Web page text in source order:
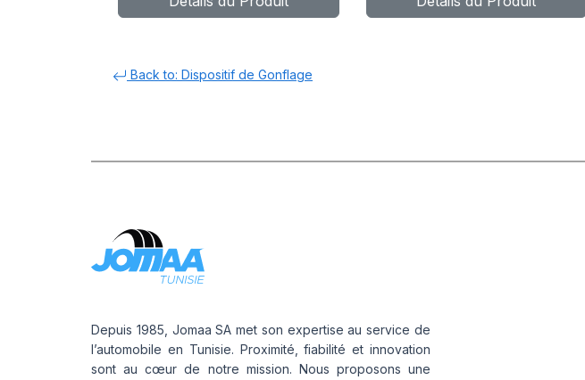
GC B/P PIP
PNEUMATIQUE
Back to: Dispositif de Gonflage
Depuis 1985, Jomaa SA met son expertise au service de
l’automobile en Tunisie. Proximité, fiabilité et innovation
sont au cœur de notre mission. Nous proposons une